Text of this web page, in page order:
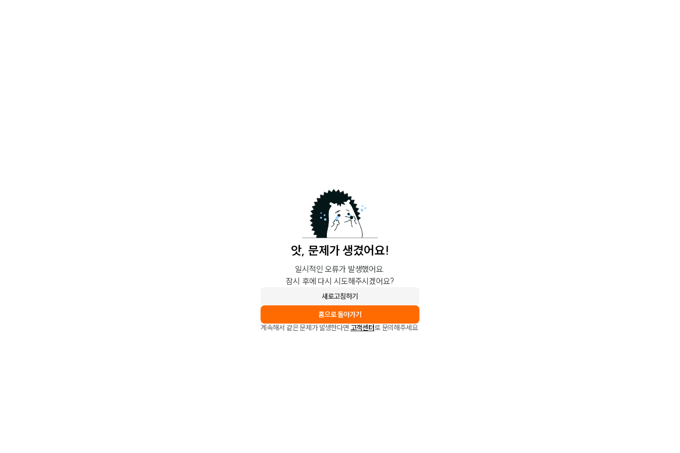
앗, 문제가 생겼어요!
일시적인 오류가 발생했어요.
잠시 후에 다시 시도해주시겠어요?
새로고침하기
홈으로 돌아가기
계속해서 같은 문제가 발생한다면 고객센터로 문의해주세요.